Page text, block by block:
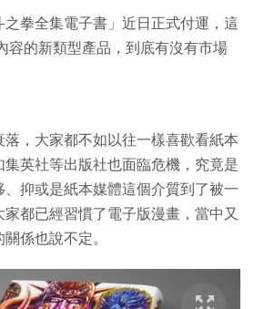
拳全集電子書」近日正式付運，這
容的新類型產品，到底有沒有市場
，大家都不如以往一樣喜歡看紙本
英社等出版社也面臨危機，究竟是
抑或是紙本媒體這個介質到了被一
都已經習慣了電子版漫畫，當中又
係也說不定。